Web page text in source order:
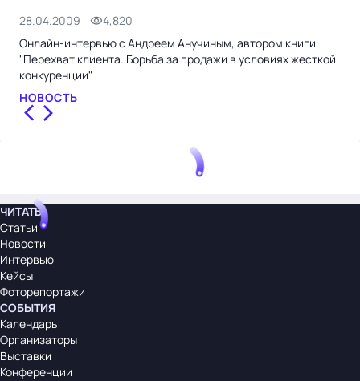
28.04.2009
4,820
Онлайн-интервью с Андреем Анучиным, автором книги
"Перехват клиента. Борьба за продажи в условиях жесткой
конкуренции"
НОВОСТЬ
ЧИТАТЬ
Статьи
Новости
Интервью
Кейсы
Фоторепортажи
СОБЫТИЯ
Календарь
Организаторы
Выставки
Конференции